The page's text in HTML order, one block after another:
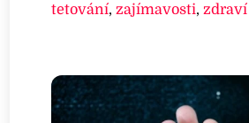
tetování,zajímavosti,zdraví